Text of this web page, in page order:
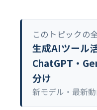
このトピックの
生成AIツール
ChatGPT・
分け
新モデル・最新